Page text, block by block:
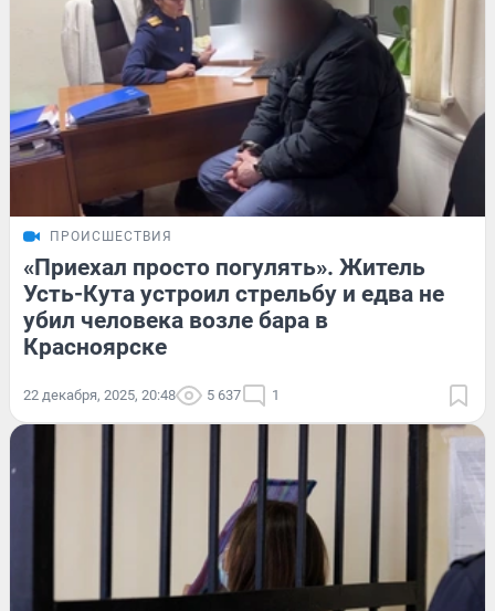
ПРОИСШЕСТВИЯ
«Приехал просто погулять». Житель
Усть-Кута устроил стрельбу и едва не
убил человека возле бара в
Красноярске
22 декабря, 2025, 20:48 5 637 1